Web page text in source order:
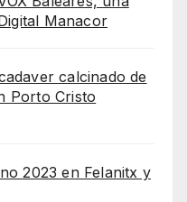
Manacor
calcinado de
Porto Cristo
2023 en Felanitx y